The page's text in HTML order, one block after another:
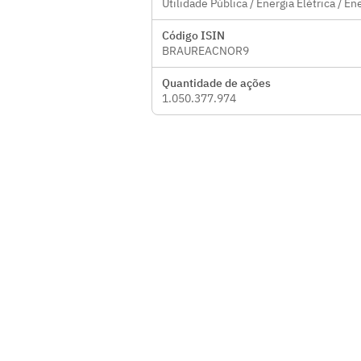
Utilidade Pública / Energia Elétrica /
Código ISIN
BRAUREACNOR9
Quantidade de ações
1.050.377.974